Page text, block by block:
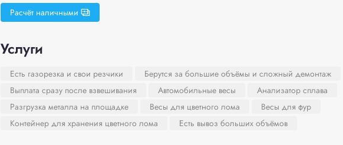
Расчёт наличными
Услуги
Есть газорезка и свои резчики
Берутся за большие объёмы и сложный демонтаж
Выплата сразу после взвешивания
Автомобильные весы
Анализатор сплава
Разгрузка металла на площадке
Весы для цветного лома
Весы для фур
Контейнер для хранения цветного лома
Есть вывоз больших объёмов